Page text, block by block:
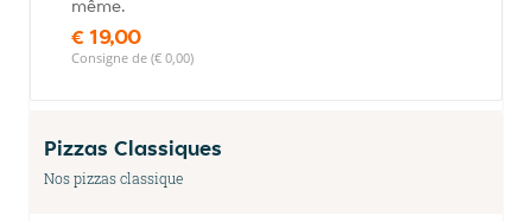
même.
€ 19,00
Consigne de (€ 0,00)
Pizzas Classiques
Nos pizzas classique